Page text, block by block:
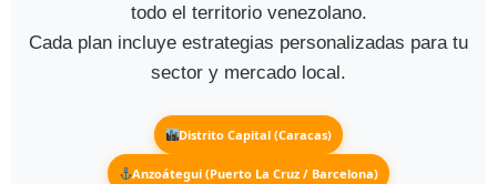
todo el territorio venezolano.
Cada plan incluye estrategias personalizadas para tu
sector y mercado local.
Distrito Capital (Caracas)
Anzoátegui (Puerto La Cruz / Barcelona)